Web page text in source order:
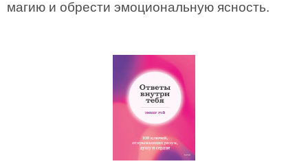
магию и обрести эмоциональную ясность.